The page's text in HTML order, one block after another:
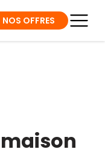
NOS OFFRES